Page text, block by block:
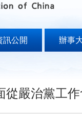
訊公開 辦事
從嚴治黨工